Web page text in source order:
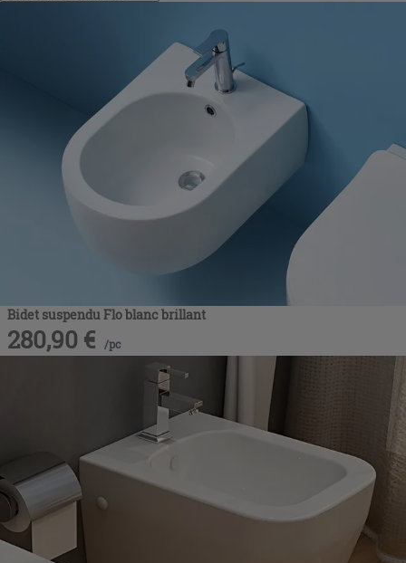
Bidet suspendu Flo blanc brillant
280,90 € /pc